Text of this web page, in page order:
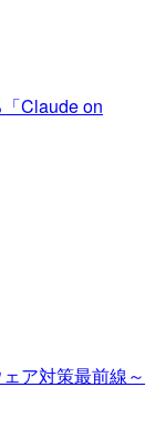
Claude on
ア対策最前線～